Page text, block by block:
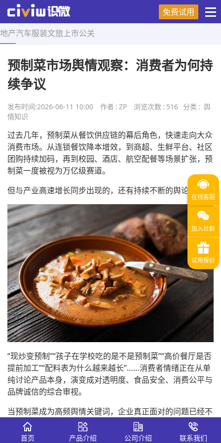
免费试用
地产汽车服装文旅 上市公关
首页 > 舆情知识 > 正文
预制菜市场舆情观察：消费者为何持
续争议
发布时间:2026-06-11 10:00 作者 : ZP 浏览次数 : 516 分类 : 舆
情知识
过去几年，预制菜从餐饮供应链的幕后角色，快速走向大众
消费市场。从连锁餐饮降本增效，到商超、生鲜平台、社区
团购持续加码，再到校园、酒店、航空配餐等场景扩张，预
制菜一度被视为万亿级赛道。
但与产业高速增长同步出现的，还有持续不断的舆论争议。
“现炒变预制”“孩子在学校吃的是不是预制菜”“高价餐厅是否
提前加工”“配料表为什么越来越长”……消费者情绪正在从单
纯讨论产品本身，演变成对透明度、食品安全、消费公平与
品牌诚信的综合审视。
当预制菜成为高频舆情关键词，企业真正面对的问题已经不
只是产品，而是信任。
首页 产品介绍 公司介绍 联系我们